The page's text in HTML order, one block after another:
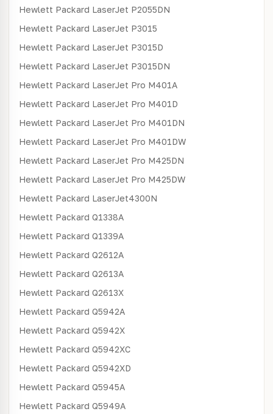
Hewlett Packard LaserJet P2055DN
Hewlett Packard LaserJet P3015
Hewlett Packard LaserJet P3015D
Hewlett Packard LaserJet P3015DN
Hewlett Packard LaserJet Pro M401A
Hewlett Packard LaserJet Pro M401D
Hewlett Packard LaserJet Pro M401DN
Hewlett Packard LaserJet Pro M401DW
Hewlett Packard LaserJet Pro M425DN
Hewlett Packard LaserJet Pro M425DW
Hewlett Packard LaserJet4300N
Hewlett Packard Q1338A
Hewlett Packard Q1339A
Hewlett Packard Q2612A
Hewlett Packard Q2613A
Hewlett Packard Q2613X
Hewlett Packard Q5942A
Hewlett Packard Q5942X
Hewlett Packard Q5942XC
Hewlett Packard Q5942XD
Hewlett Packard Q5945A
Hewlett Packard Q5949A